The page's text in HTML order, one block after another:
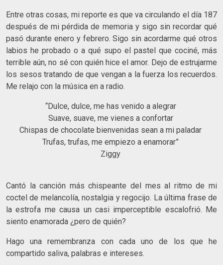
Entre otras cosas, mi reporte es que va circulando el día 187
después de mi pérdida de memoria y sigo sin recordar qué
pasó durante enero y febrero. Sigo sin acordarme qué otros
labios he probado o a qué supo el pastel que cociné, más
terrible aún, no sé con quién hice el amor. Dejo de estrujarme
los sesos tratando de que vengan a la fuerza los recuerdos.
Me relajo con la música en a radio.
“Dulce, dulce, me has venido a alegrar
Suave, suave, me vienes a confortar
Chispas de chocolate bienvenidas sean a mi paladar
Trufas, trufas, me empiezo a enamorar”
Ziggy
Cantó la canción más chispeante del mes al ritmo de mi
coctel de melancolía, nostalgia y regocijo. La última frase de
la estrofa me causa un casi imperceptible escalofrió. Me
siento enamorada ¿pero de quién?
Hago una remembranza con cada uno de los que he
compartido saliva, palabras e intereses.